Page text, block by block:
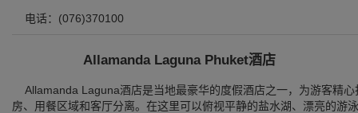
电话：(076)370100
Allamanda Laguna Phuket酒店
Allamanda Laguna酒店是当地最豪华的度假酒店之一，为游客精
房、用餐区域和客厅分离。在这里可以俯视平静的盐水湖、漂亮的游